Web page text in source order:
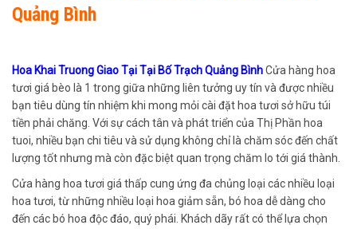
Quảng Bình
Hoa Khai Truong Giao Tại Tại Bố Trạch Quảng BìnhCửa hàng hoa
tươi giá bèo là 1 trong giữa những liên tưởng uy tín và được nhiều
bạn tiêu dùng tín nhiệm khi mong mỏi cài đặt hoa tươi sở hữu túi
tiền phải chăng. Với sự cách tân và phát triển của Thị Phần hoa
tuoi, nhiều bạn chi tiêu và sử dụng không chỉ là chăm sóc đến chất
lượng tốt nhưng mà còn đặc biệt quan trọng chăm lo tới giá thành.
Cửa hàng hoa tươi giá thấp cung ứng đa chủng loại các nhiều loại
hoa tươi, từ những nhiều loại hoa giảm sẵn, bó hoa dễ dàng cho
đến các bó hoa độc đáo, quý phái. Khách dãy rất có thể lựa chọn